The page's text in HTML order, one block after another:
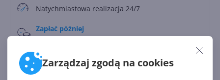
Zarządzaj zgodą na cookies
Natychmiastowa realizacja 24/7
Zapłać później
Do30 dni
Identyfikator: